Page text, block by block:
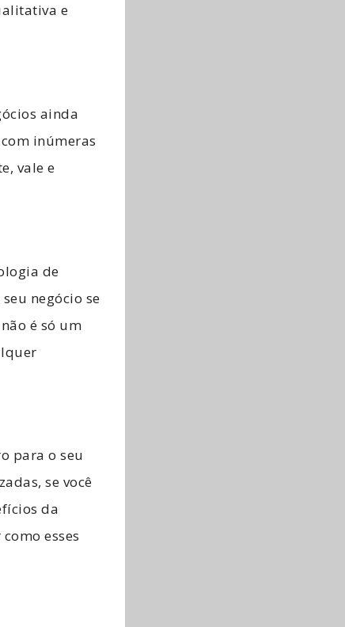
e
ainda
inúmeras
vale e
de
negócio se
é só um
para o seu
se você
da
esses